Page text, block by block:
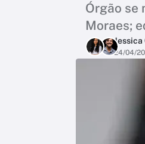
Órgão se
Moraes;
Jessica
24/04/